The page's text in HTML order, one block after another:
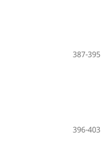
387-395
396-403